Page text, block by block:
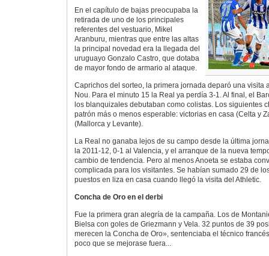
En el capítulo de bajas preocupaba la
retirada de uno de los principales
referentes del vestuario, Mikel
Aranburu, mientras que entre las altas
la principal novedad era la llegada del
uruguayo Gonzalo Castro, que dotaba
de mayor fondo de armario al ataque.
Caprichos del sorteo, la primera jornada deparó una visita
Nou. Para el minuto 15 la Real ya perdía 3-1. Al final, el
los blanquizales debutaban como colistas. Los siguientes
patrón más o menos esperable: victorias en casa (Celta y
(Mallorca y Levante).
La Real no ganaba lejos de su campo desde la última
la 2011-12, 0-1 al Valencia, y el arranque de la nueva
cambio de tendencia. Pero al menos Anoeta se estaba
complicada para los visitantes. Se habían sumado 29 de
puestos en liza en casa cuando llegó la visita del Athletic.
Concha de Oro en el derbi
Fue la primera gran alegría de la campaña. Los de
Bielsa con goles de Griezmann y Vela. 32 puntos de 39
merecen la Concha de Oro», sentenciaba el técnico
poco que se mejorase fuera...